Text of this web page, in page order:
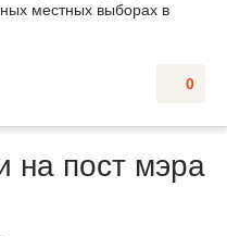
местных выборах в
0
на пост мэра